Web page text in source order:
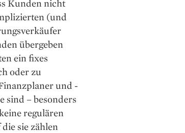
Kunden nicht
(und
übergeben
ein fixes
oder zu
und
sind – besonders
regulären
sie zählen